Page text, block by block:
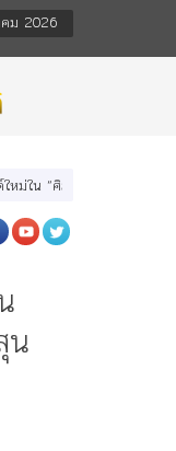
คม 2026
ศิลปะคณะราษฎร”
น